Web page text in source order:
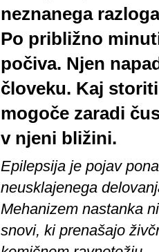
neznanega
Po približno
počiva. Njen
človeku. Kaj
mogoče zaradi
v njeni bližini.
Epilepsija je pojav
neusklajenega
Mehanizem nastanka
snovi, ki prenašajo